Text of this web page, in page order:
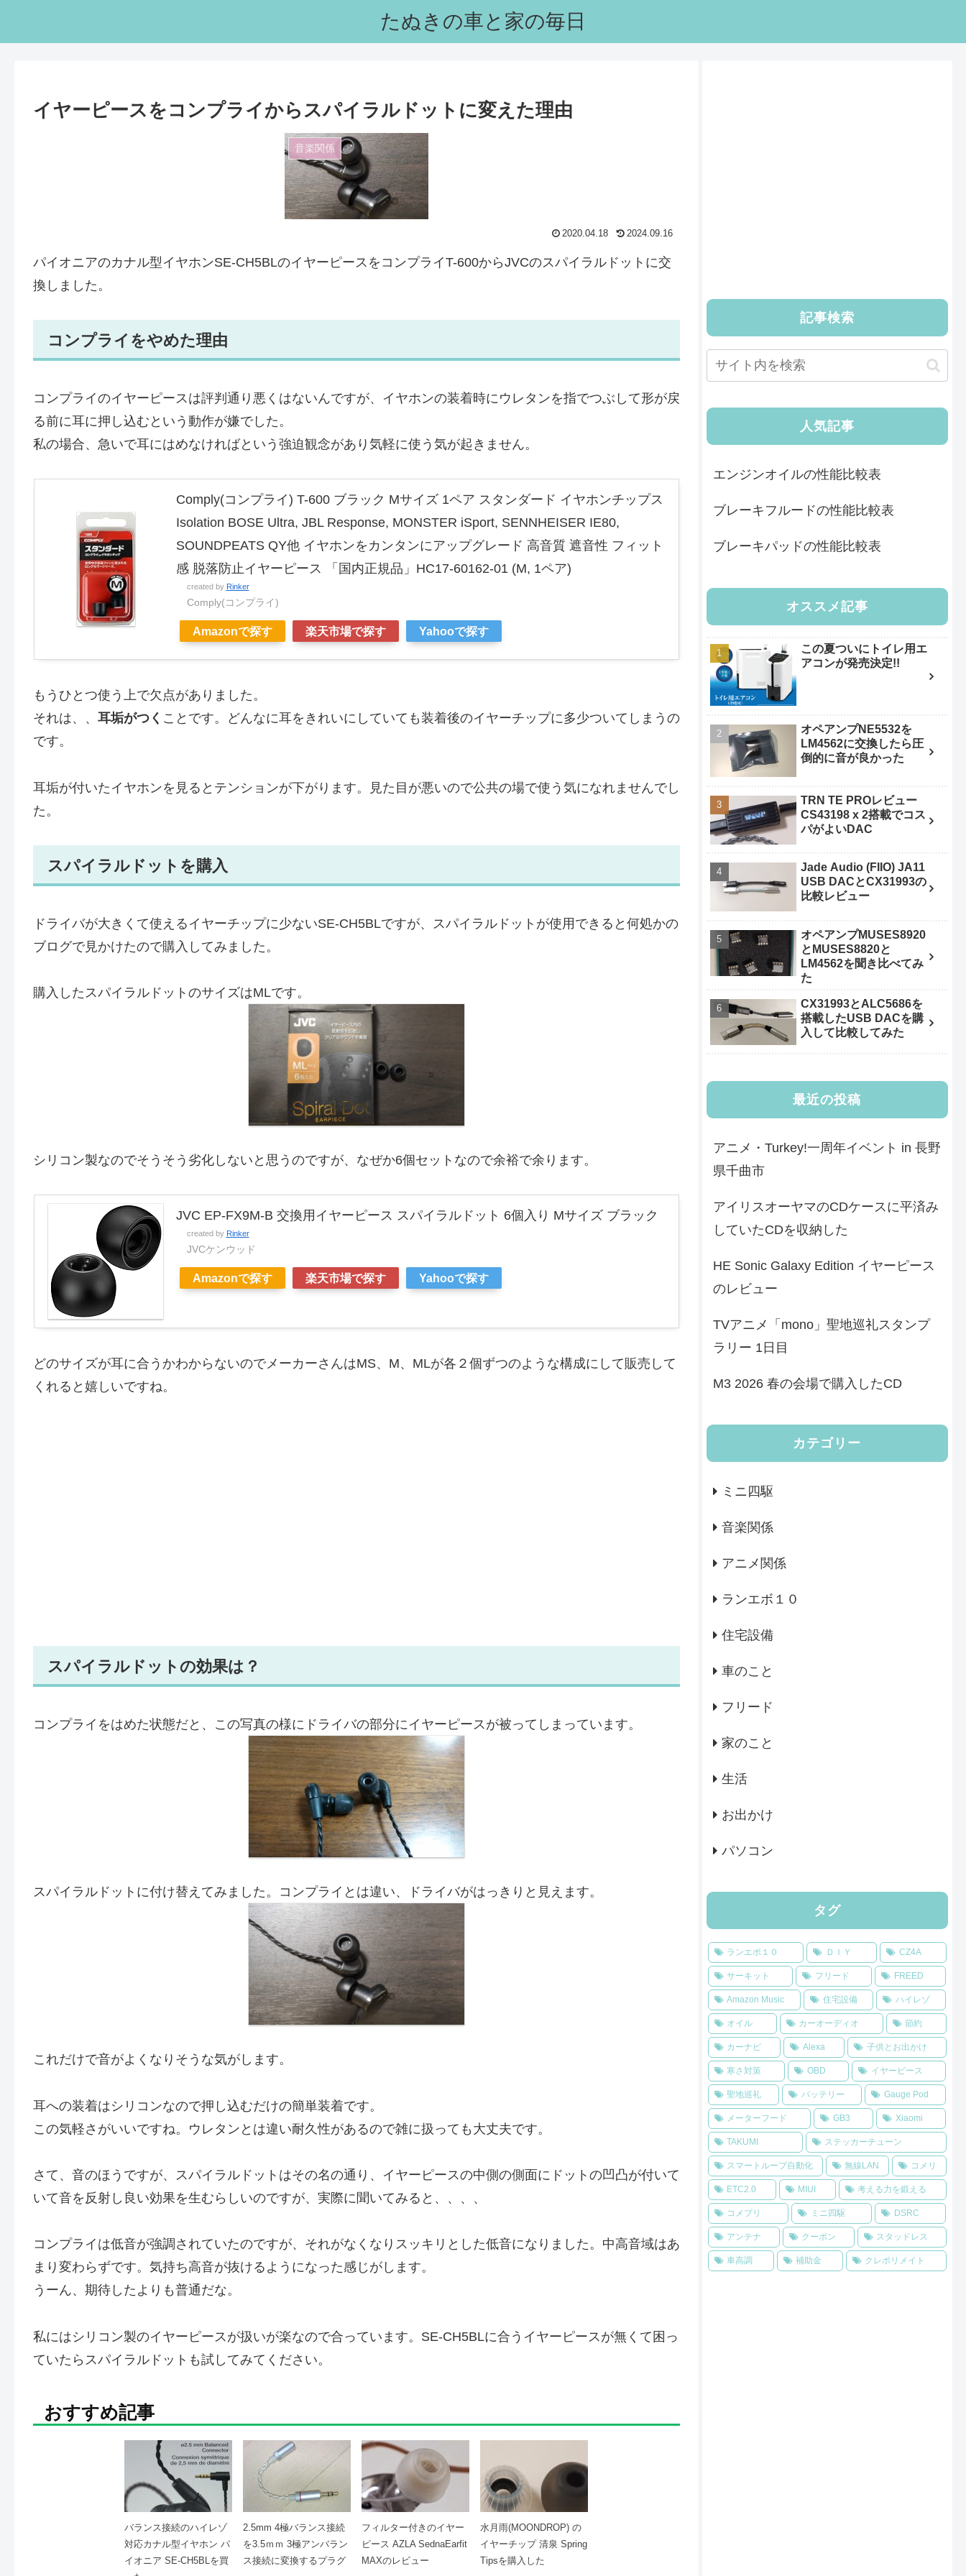
たぬきの車と家の毎日
イヤーピースをコンプライからスパイラルドットに変えた理由
音楽関係
2020.04.18 2024.09.16
パイオニアのカナル型イヤホンSE-CH5BLのイヤーピースをコンプライT-600からJVCのスパイラルドットに交
換しました。
コンプライをやめた理由
コンプライのイヤーピースは評判通り悪くはないんですが、イヤホンの装着時にウレタンを指でつぶして形が戻
る前に耳に押し込むという動作が嫌でした。
私の場合、急いで耳にはめなければという強迫観念があり気軽に使う気が起きません。
Comply(コンプライ) T-600 ブラック Mサイズ 1ペア スタンダード イヤホンチップス
Isolation BOSE Ultra, JBL Response, MONSTER iSport, SENNHEISER IE80,
SOUNDPEATS QY他 イヤホンをカンタンにアップグレード 高音質 遮音性 フィット
感 脱落防止イヤーピース 「国内正規品」HC17-60162-01 (M, 1ペア)
created by Rinker
Comply(コンプライ)
Amazonで探す 楽天市場で探す Yahooで探す
もうひとつ使う上で欠点がありました。
それは、、 耳垢がつく ことです。どんなに耳をきれいにしていても装着後のイヤーチップに多少ついてしまうの
です。
耳垢が付いたイヤホンを見るとテンションが下がります。見た目が悪いので公共の場で使う気になれませんでし
た。
スパイラルドットを購入
ドライバが大きくて使えるイヤーチップに少ないSE-CH5BLですが、スパイラルドットが使用できると何処かの
ブログで見かけたので購入してみました。
購入したスパイラルドットのサイズはMLです。
シリコン製なのでそうそう劣化しないと思うのですが、なぜか6個セットなので余裕で余ります。
JVC EP-FX9M-B 交換用イヤーピース スパイラルドット 6個入り Mサイズ ブラック
created by Rinker
JVCケンウッド
Amazonで探す 楽天市場で探す Yahooで探す
どのサイズが耳に合うかわからないのでメーカーさんはMS、M、MLが各２個ずつのような構成にして販売して
くれると嬉しいですね。
スパイラルドットの効果は？
コンプライをはめた状態だと、この写真の様にドライバの部分にイヤーピースが被ってしまっています。
スパイラルドットに付け替えてみました。コンプライとは違い、ドライバがはっきりと見えます。
これだけで音がよくなりそうな気がします。
耳への装着はシリコンなので押し込むだけの簡単装着です。
この気軽さがいいですね。ウレタンとは違い耐久性があるので雑に扱っても大丈夫です。
さて、音のほうですが、スパイラルドットはその名の通り、イヤーピースの中側の側面にドットの凹凸が付いて
いて音を反射し良い効果を生むらしいのですが、実際に聞いてみると、、、、
コンプライは低音が強調されていたのですが、それがなくなりスッキリとした低音になりました。中高音域はあ
まり変わらずです。気持ち高音が抜けるようになった感じがします。
うーん、期待したよりも普通だな。
私にはシリコン製のイヤーピースが扱いが楽なので合っています。SE-CH5BLに合うイヤーピースが無くて困っ
ていたらスパイラルドットも試してみてください。
おすすめ記事
バランス接続のハイレゾ
対応カナル型イヤホン パ
イオニア SE-CH5BLを買
2.5mm 4極バランス接続
を3.5ｍｍ 3極アンバラン
ス接続に変換するプラグ
フィルター付きのイヤー
ピース AZLA SednaEarfit
MAXのレビュー
水月雨(MOONDROP) の
イヤーチップ 清泉 Spring
Tipsを購入した
記事検索
人気記事
エンジンオイルの性能比較表
ブレーキフルードの性能比較表
ブレーキパッドの性能比較表
オススメ記事
この夏ついにトイレ用エ
アコンが発売決定!!
オペアンプNE5532を
LM4562に交換したら圧
倒的に音が良かった
TRN TE PROレビュー
CS43198 x 2搭載でコス
パがよいDAC
Jade Audio (FIIO) JA11
USB DACとCX31993の
比較レビュー
オペアンプMUSES8920
とMUSES8820と
LM4562を聞き比べてみ
た
CX31993とALC5686を
搭載したUSB DACを購
入して比較してみた
最近の投稿
アニメ・Turkey!一周年イベント in 長野
県千曲市
アイリスオーヤマのCDケースに平済み
していたCDを収納した
HE Sonic Galaxy Edition イヤーピース
のレビュー
TVアニメ「mono」聖地巡礼スタンプ
ラリー 1日目
M3 2026 春の会場で購入したCD
カテゴリー
ミニ四駆
音楽関係
アニメ関係
ランエボ１０
住宅設備
車のこと
フリード
家のこと
生活
お出かけ
パソコン
タグ
ランエボ１０ ＤＩＹ CZ4A
サーキット フリード FREED
Amazon Music 住宅設備 ハイレゾ
オイル カーオーディオ 節約
カーナビ Alexa 子供とお出かけ
寒さ対策 OBD イヤーピース
聖地巡礼 バッテリー Gauge Pod
メーターフード GB3 Xiaomi
TAKUMI ステッカーチューン
スマートループ自動化 無線LAN コメリ
ETC2.0 MIUI 考える力を鍛える
コメプリ ミニ四駆 DSRC
アンテナ クーポン スタッドレス
車高調 補助金 クレポリメイト